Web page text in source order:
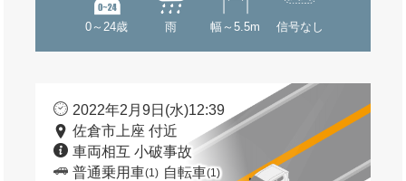
0～24歳 雨 幅～5.5m 信号なし
2022年2月9日(水)12:39
佐倉市上座 付近
車両相互 小破事故
普通乗用車(1) 自転車(1)